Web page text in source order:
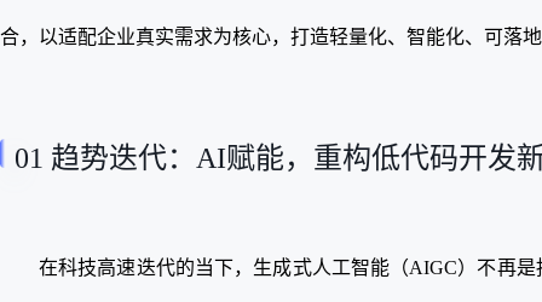
合，以适配企业真实需求为核心，打造轻量化、智能化、可落
01 趋势迭代：AI赋能，重构低代码开发
在科技高速迭代的当下，生成式人工智能（AIGC）不再